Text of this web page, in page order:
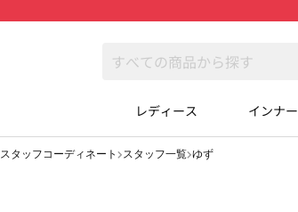
レディース インナー
スタッフコーディネート スタッフ一覧 ゆず